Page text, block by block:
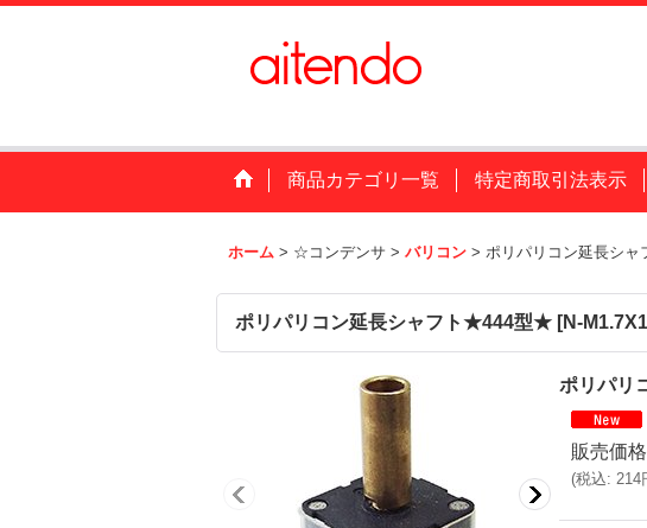
商品カテゴリ一覧 特定商取引法表示
ホーム > ☆コンデンサ > バリコン > ポリパリコン延長シ
ポリパリコン延長シャフト★444型★ [N-
ポリパリ
販売価格
(税込: 214